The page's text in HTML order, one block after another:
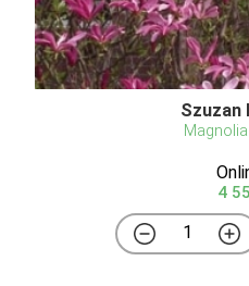
Szuzan
4